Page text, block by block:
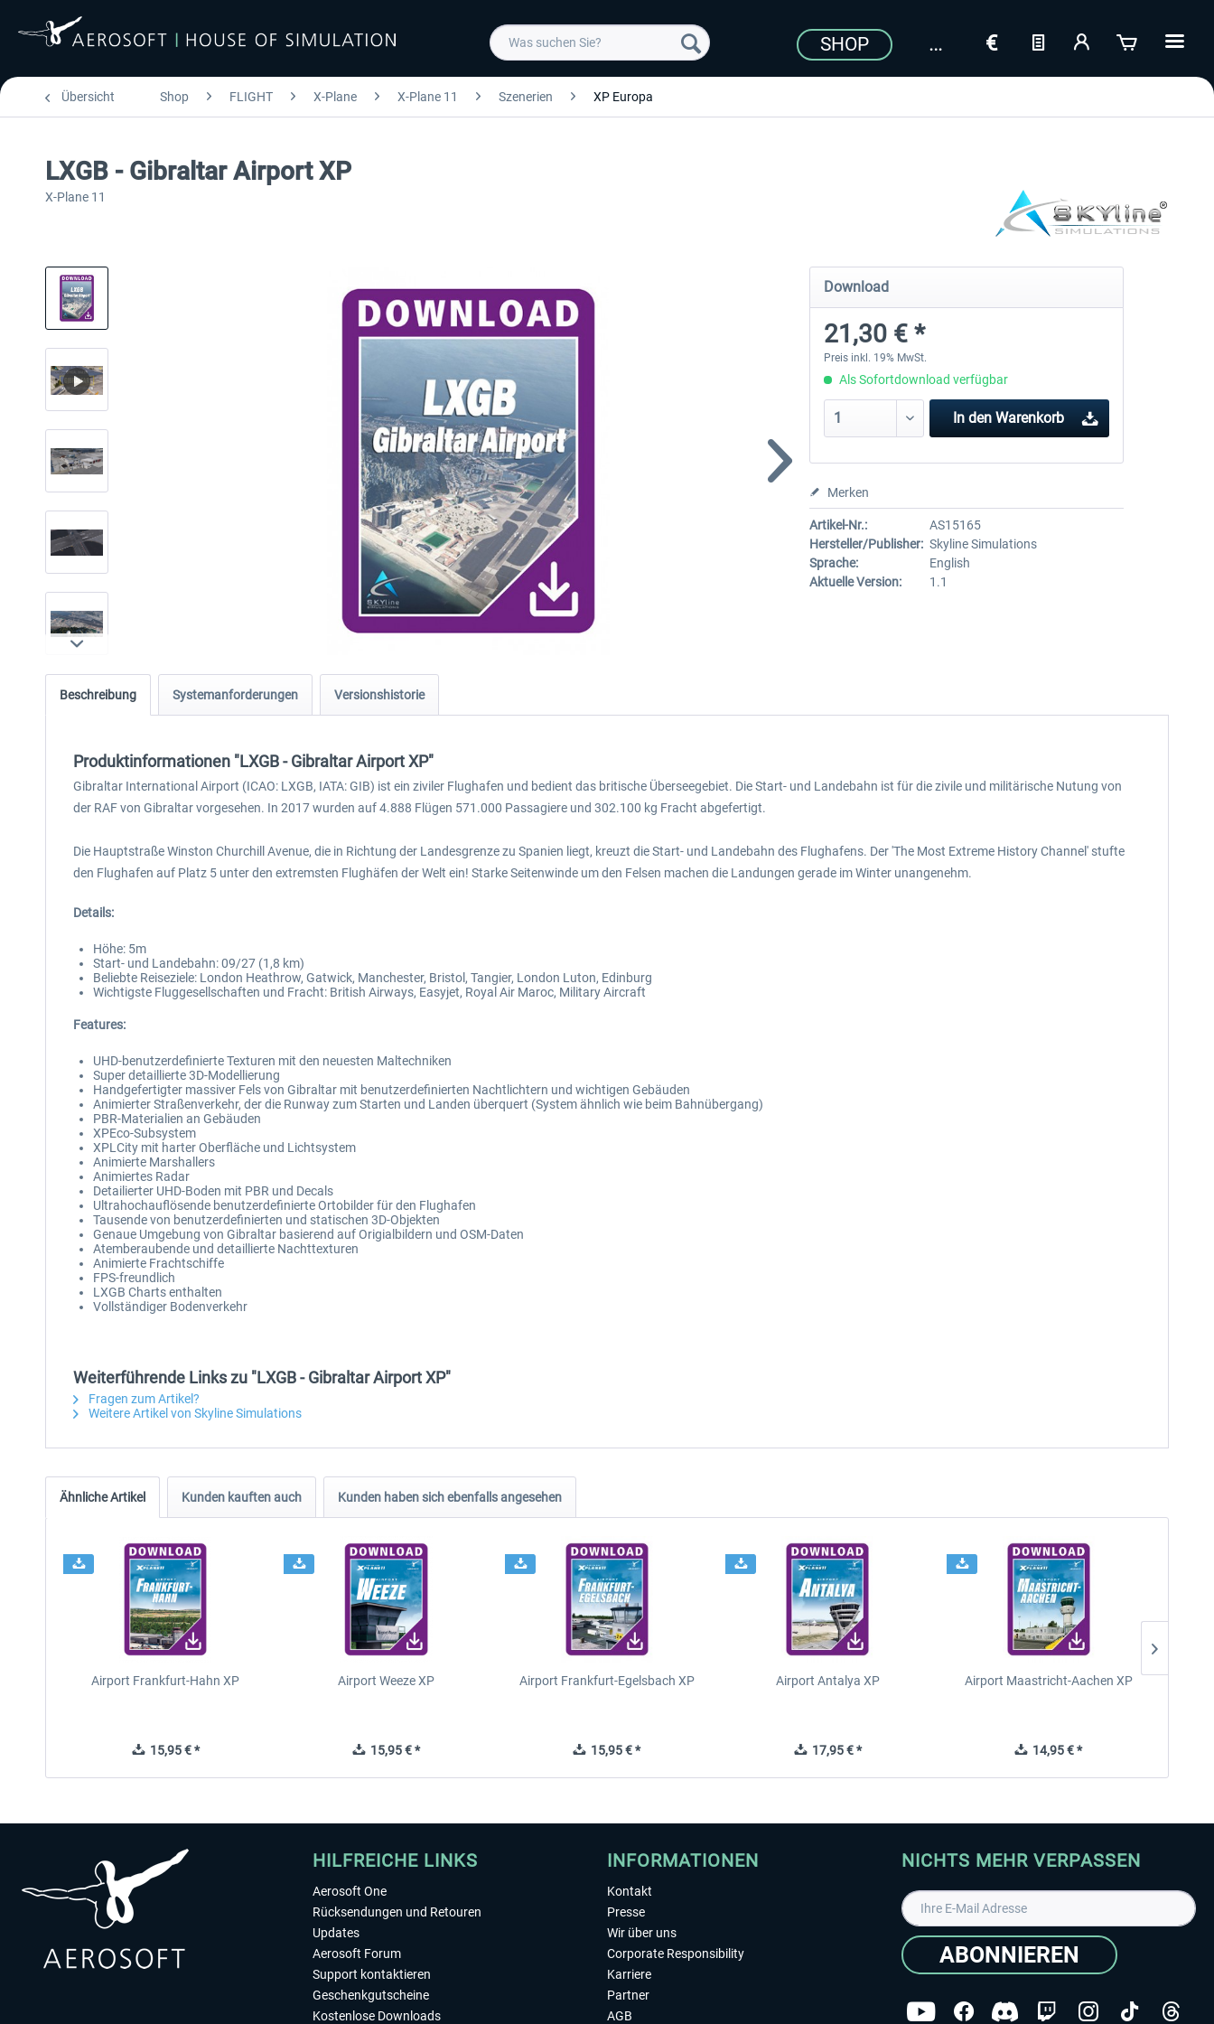
SHOP
Übersicht Shop FLIGHT X-Plane X-Plane 11 Szenerien XP Europa
LXGB - Gibraltar Airport XP
X-Plane 11
Download
21,30 € *
Preis inkl. 19% MwSt.
Als Sofortdownload verfügbar
In den Warenkorb
Merken
Artikel-Nr.:
AS15165
Hersteller/Publisher: Skyline Simulations
Sprache:
English
Aktuelle Version:
1.1
Beschreibung Systemanforderungen Versionshistorie
Produktinformationen "LXGB - Gibraltar Airport XP"
Gibraltar International Airport (ICAO: LXGB, IATA: GIB) ist ein ziviler Flughafen und bedient das britische Überseegebiet. Die Start- und Landebahn ist für die zivile und militärische Nutung von
der RAF von Gibraltar vorgesehen. In 2017 wurden auf 4.888 Flügen 571.000 Passagiere und 302.100 kg Fracht abgefertigt.
Die Hauptstraße Winston Churchill Avenue, die in Richtung der Landesgrenze zu Spanien liegt, kreuzt die Start- und Landebahn des Flughafens. Der 'The Most Extreme History Channel' stufte
den Flughafen auf Platz 5 unter den extremsten Flughäfen der Welt ein! Starke Seitenwinde um den Felsen machen die Landungen gerade im Winter unangenehm.
Details:
Höhe: 5m
Start- und Landebahn: 09/27 (1,8 km)
Beliebte Reiseziele: London Heathrow, Gatwick, Manchester, Bristol, Tangier, London Luton, Edinburg
Wichtigste Fluggesellschaften und Fracht: British Airways, Easyjet, Royal Air Maroc, Military Aircraft
Features:
UHD-benutzerdefinierte Texturen mit den neuesten Maltechniken
Super detaillierte 3D-Modellierung
Handgefertigter massiver Fels von Gibraltar mit benutzerdefinierten Nachtlichtern und wichtigen Gebäuden
Animierter Straßenverkehr, der die Runway zum Starten und Landen überquert (System ähnlich wie beim Bahnübergang)
PBR-Materialien an Gebäuden
XPEco-Subsystem
XPLCity mit harter Oberfläche und Lichtsystem
Animierte Marshallers
Animiertes Radar
Detailierter UHD-Boden mit PBR und Decals
Ultrahochauflösende benutzerdefinierte Ortobilder für den Flughafen
Tausende von benutzerdefinierten und statischen 3D-Objekten
Genaue Umgebung von Gibraltar basierend auf Origialbildern und OSM-Daten
Atemberaubende und detaillierte Nachttexturen
Animierte Frachtschiffe
FPS-freundlich
LXGB Charts enthalten
Vollständiger Bodenverkehr
Weiterführende Links zu "LXGB - Gibraltar Airport XP"
Fragen zum Artikel?
Weitere Artikel von Skyline Simulations
Ähnliche Artikel Kunden kauften auch Kunden haben sich ebenfalls angesehen
Airport Frankfurt-Hahn XP
15,95 € *
Airport Weeze XP
15,95 € *
Airport Frankfurt-Egelsbach XP
15,95 € *
Airport Antalya XP
17,95 € *
Airport Maastricht-Aachen XP
14,95 € *
HILFREICHE LINKS
Aerosoft One
Rücksendungen und Retouren
Updates
Aerosoft Forum
Support kontaktieren
Geschenkgutscheine
Kostenlose Downloads
INFORMATIONEN
Kontakt
Presse
Wir über uns
Corporate Responsibility
Karriere
Partner
AGB
NICHTS MEHR VERPASSEN
ABONNIEREN